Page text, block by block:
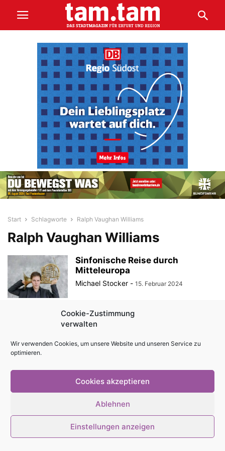
Cookie-Zustimmung
verwalten
Wir verwenden Cookies, um unsere Website und unseren Service zu
optimieren.
Cookies akzeptieren
Ablehnen
Einstellungen anzeigen
Start Schlagworte Ralph Vaughan Williams
Ralph Vaughan Williams
Sinfonische Reise durch
Mitteleuropa
Michael Stocker - 15. Februar 2024
© Stadtmagazin tam.tam 2026